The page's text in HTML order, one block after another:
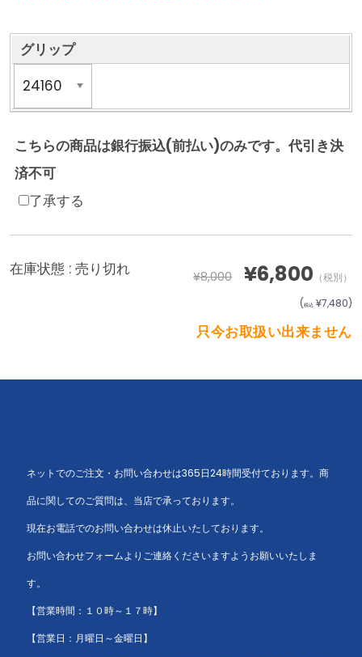
グリップ
こちらの商品は銀行振込(前払い)のみです。代引き決
済不可
了承する
在庫状態 :売り切れ ¥8,000 ¥6,800 （税別）
(税込 ¥7,480)
只今お取扱い出来ません
ネットでのご注文・お問い合わせは365日24時間受付ております。商
品に関してのご質問は、当店で承っております。
現在お電話でのお問い合わせは休止いたしております。
お問い合わせフォームよりご連絡くださいますようお願いいたしま
す。
【営業時間：１０時～１７時】
【営業日：月曜日～金曜日】